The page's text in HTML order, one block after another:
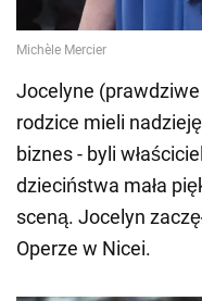
Jocelyne
rodzice mieli
biznes - byli
dzieciństwa mała
sceną. Jocelyn
Operze w Nicei.